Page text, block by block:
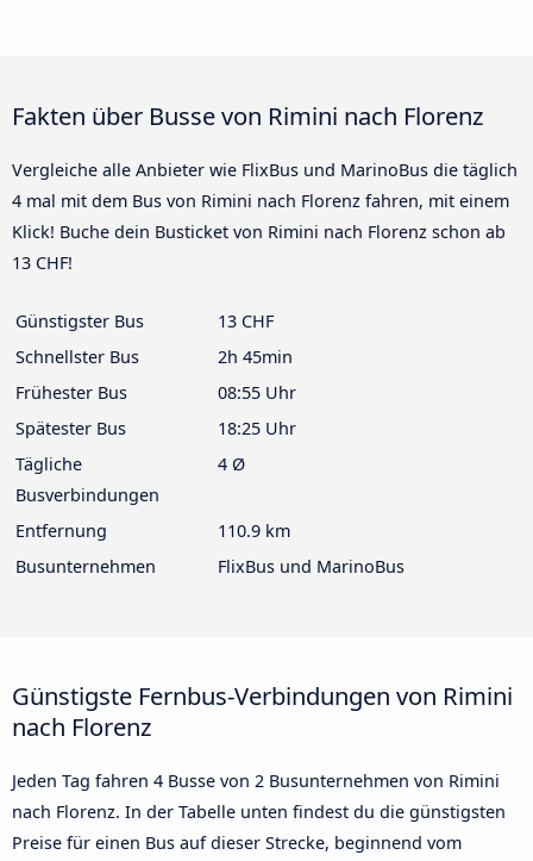
Fakten über Busse von Rimini nach Florenz
Vergleiche alle Anbieter wie FlixBus und MarinoBus die täglich
4 mal mit dem Bus von Rimini nach Florenz fahren, mit einem
Klick! Buche dein Busticket von Rimini nach Florenz schon ab
13 CHF!
Günstigster Bus
13 CHF
Schnellster Bus
2h 45min
Frühester Bus
08:55 Uhr
Spätester Bus
18:25 Uhr
Tägliche
Busverbindungen
4 Ø
Entfernung
110.9 km
Busunternehmen
FlixBus und MarinoBus
Günstigste Fernbus-Verbindungen von Rimini
nach Florenz
Jeden Tag fahren 4 Busse von 2 Busunternehmen von Rimini
nach Florenz. In der Tabelle unten findest du die günstigsten
Preise für einen Bus auf dieser Strecke, beginnend vom